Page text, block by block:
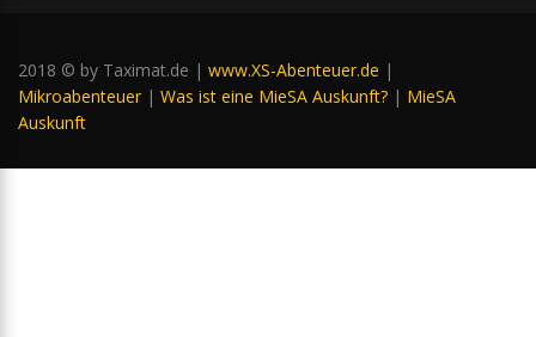
2018 © by Taximat.de | www.XS-Abenteuer.de |
Mikroabenteuer | Was ist eine MieSA Auskunft? | MieSA
Auskunft